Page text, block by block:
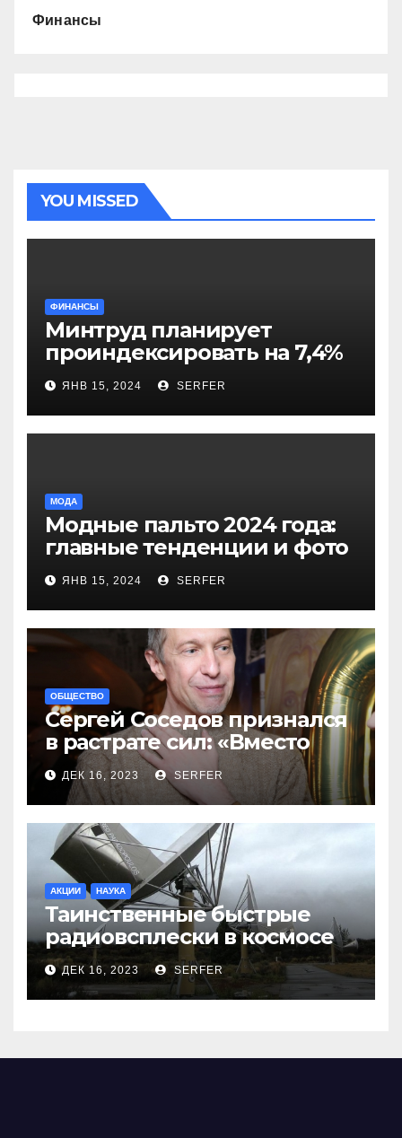
Финансы
YOU MISSED
ФИНАНСЫ
Минтруд планирует
проиндексировать на 7,4%
более 40 выплат и
компенсаций
ЯНВ 15, 2024 SERFER
МОДА
Модные пальто 2024 года:
главные тенденции и фото
новинок
ЯНВ 15, 2024 SERFER
ОБЩЕСТВО
Сергей Соседов признался
в растрате сил: «Вместо
меня взяли Пригожина»
ДЕК 16, 2023 SERFER
АКЦИИ НАУКА
Таинственные быстрые
радиовсплески в космосе
сделались все более
странными
ДЕК 16, 2023 SERFER